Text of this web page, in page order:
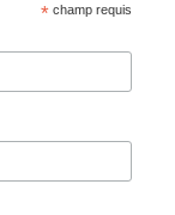
* champ requis